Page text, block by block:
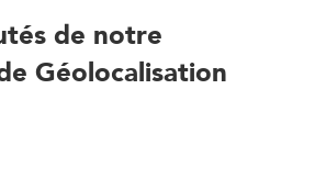
de notre
Géolocalisation